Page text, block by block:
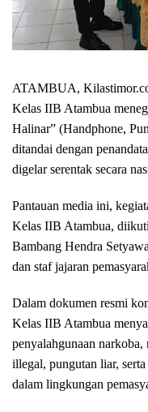
ATAMBUA,
Kelas IIB Atambua
Halinar” (Handphone,
ditandai dengan
digelar serentak secara
Pantauan media ini,
Kelas IIB Atambua,
Bambang Hendra
dan staf jajaran
Dalam dokumen resmi
Kelas IIB Atambua
penyalahgunaan narkoba,
illegal, pungutan liar,
dalam lingkungan